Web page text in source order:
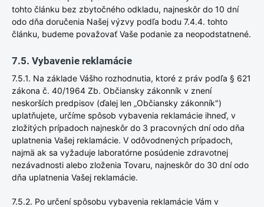
tohto článku bez zbytočného odkladu, najneskôr do 10 dní
odo dňa doručenia Našej výzvy podľa bodu 7.4.4. tohto
článku, budeme považovať Vaše podanie za neopodstatnené.
7.5. Vybavenie reklamácie
7.5.1. Na základe Vášho rozhodnutia, ktoré z práv podľa § 621
zákona č. 40/1964 Zb. Občiansky zákonník v znení
neskorších predpisov (ďalej len „Občiansky zákonník")
uplatňujete, určíme spôsob vybavenia reklamácie ihneď, v
zložitých prípadoch najneskôr do 3 pracovných dní odo dňa
uplatnenia Vašej reklamácie. V odôvodnených prípadoch,
najmä ak sa vyžaduje laboratórne posúdenie zdravotnej
nezávadnosti alebo zloženia Tovaru, najneskôr do 30 dní odo
dňa uplatnenia Vašej reklamácie.
7.5.2. Po určení spôsobu vybavenia reklamácie Vám v